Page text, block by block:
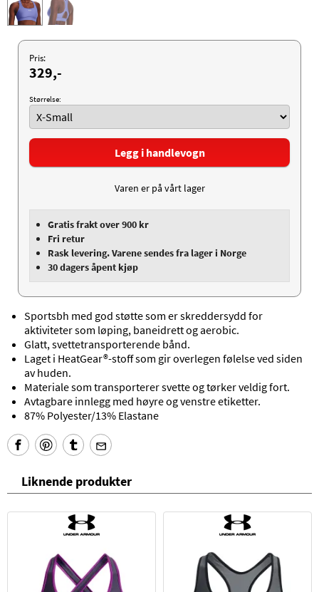
Pris:
329,-
Størrelse:
Legg i handlevogn
Varen er på vårt lager
Gratis frakt over 900 kr
Fri retur
Rask levering. Varene sendes fra lager i Norge
30 dagers åpent kjøp
Sportsbh med god støtte som er skreddersydd for
aktiviteter som løping, baneidrett og aerobic.
Glatt, svettetransporterende bånd.
Laget i HeatGear®-stoff som gir overlegen følelse ved siden
av huden.
Materiale som transporterer svette og tørker veldig fort.
Avtagbare innlegg med høyre og venstre etiketter.
87% Polyester/13% Elastane
Liknende produkter